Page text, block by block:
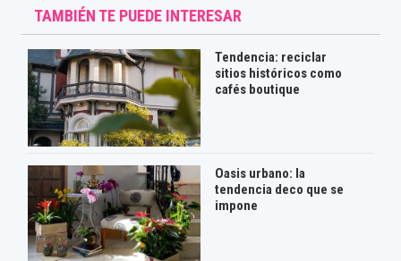
TAMBIÉN TE PUEDE INTERESAR
Tendencia: reciclar
sitios históricos como
cafés boutique
Oasis urbano: la
tendencia deco que se
impone